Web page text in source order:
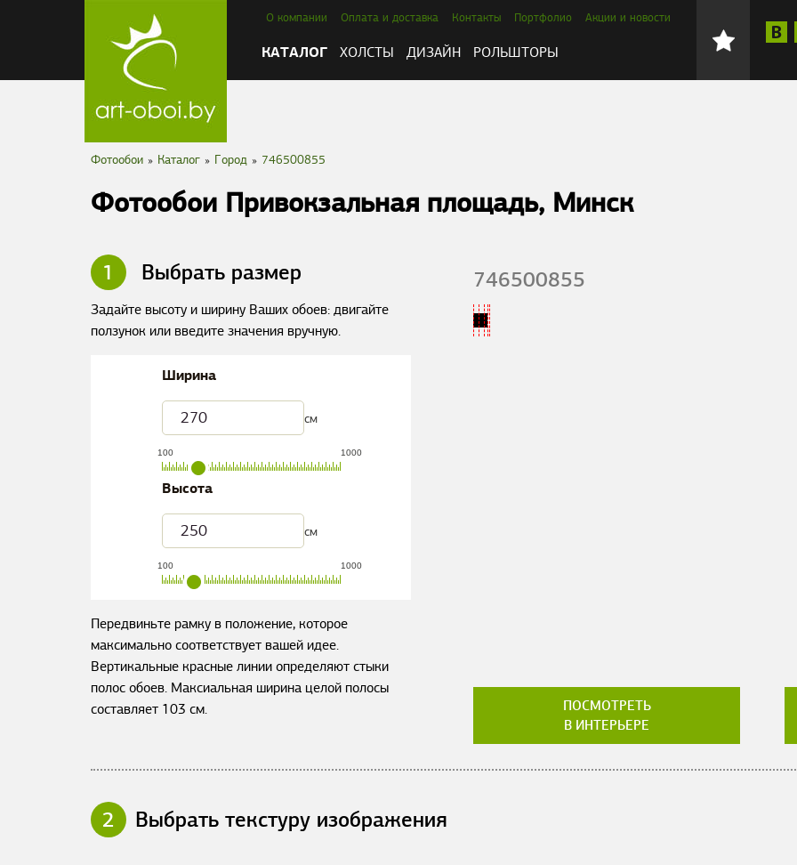
О компании Оплата и доставка Контакты Портфолио Акции и новости
КАТАЛОГ ХОЛСТЫ ДИЗАЙН РОЛЬШТОРЫ
Фотообои » Каталог » Город » 746500855
Фотообои Привокзальная площадь, Минск
1 Выбрать размер
Задайте высоту и ширину Ваших обоев: двигайте
ползунок или введите значения вручную.
Ширина
см
100 1000
Высота
см
100 1000
Передвиньте рамку в положение, которое
максимально соответствует вашей идее.
Вертикальные красные линии определяют стыки
полос обоев. Максиальная ширина целой полосы
составляет 103 см.
746500855
ПОСМОТРЕТЬ
В ИНТЕРЬЕРЕ
2 Выбрать текстуру изображения